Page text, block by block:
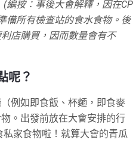
(編按：事後大會解釋，因在CP
備所有檢查站的食水食物。後
店購買，因而數量會有不
呢？
例如即食飯、杯麵，即食麥
。出發前放在大會安排的行
家食物啦！就算大會的青瓜